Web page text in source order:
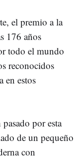
el premio a la
176 años
todo el mundo
reconocidos
en estos
por esta
de un pequeño
con